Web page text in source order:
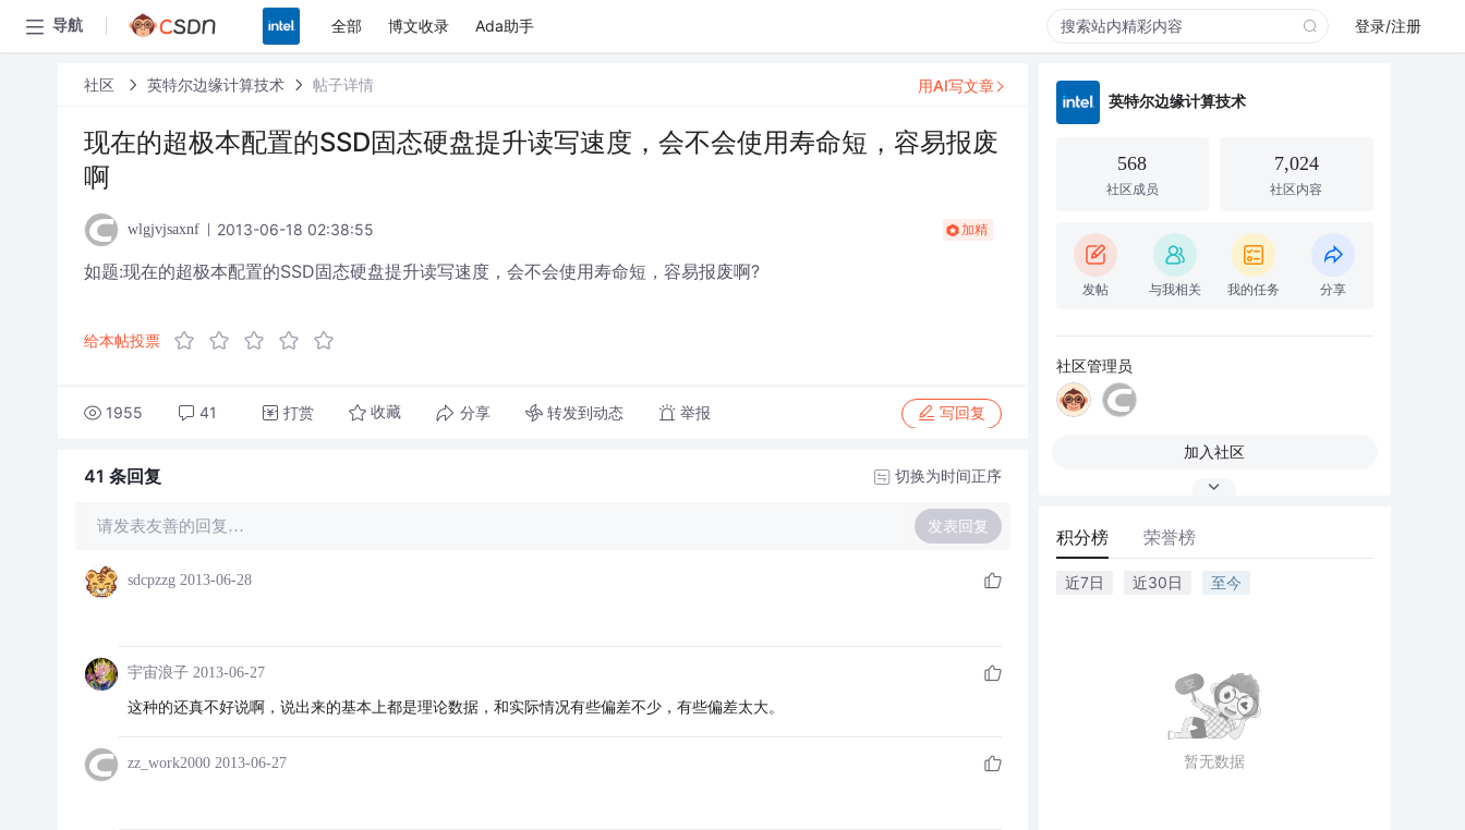
导航 全部 博文收录 Ada助手 登录/注册
社区 英特尔边缘计算技术 帖子详情
现在的超极本配置的SSD固态硬盘提升读写速度，会不会使用寿命短，容易报废
啊
wlgjvjsaxnf 2013-06-18 02:38:55 加精
如题:现在的超极本配置的SSD固态硬盘提升读写速度，会不会使用寿命短，容易报废啊?
给本帖投票
1955 41 打赏 收藏 分享 转发到动态 举报 写回复
用AI写文章
41 条回复 切换为时间正序
请发表友善的回复… 发表回复
sdcpzzg 2013-06-28
宇宙浪子 2013-06-27
这种的还真不好说啊，说出来的基本上都是理论数据，和实际情况有些偏差不少，有些偏差太大。
zz_work2000 2013-06-27
英特尔边缘计算技术
568
社区成员
7,024
社区内容
发帖 与我相关 我的任务 分享
社区管理员
加入社区
积分榜 荣誉榜
近7日 近30日 至今
暂无数据